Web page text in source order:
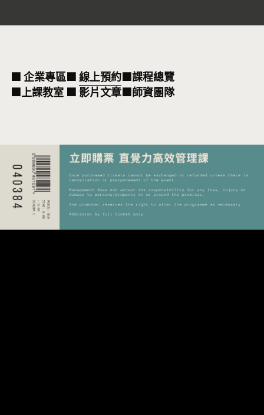
⬛ 企業專區⬛ 線上預約⬛課程總覽 ​
⬛上課教室 ⬛ 影片文章⬛師資團隊